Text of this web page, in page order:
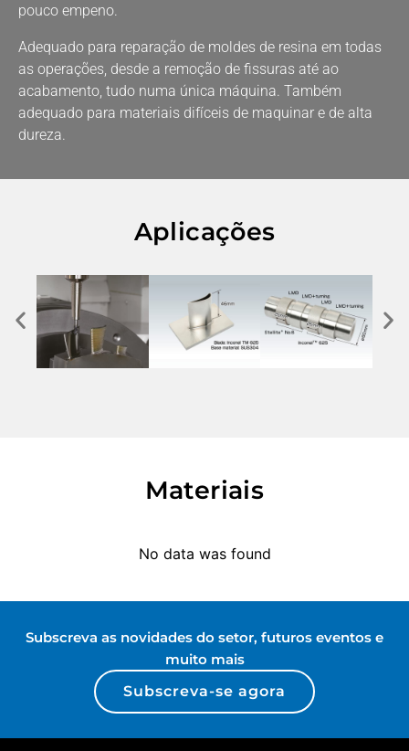
pouco empeno.
Adequado para reparação de moldes de resina em todas
as operações, desde a remoção de fissuras até ao
acabamento, tudo numa única máquina. Também
adequado para materiais difíceis de maquinar e de alta
dureza.
Aplicações
Materiais
No data was found
Subscreva as novidades do setor, futuros eventos e
muito mais
Subscreva-se agora